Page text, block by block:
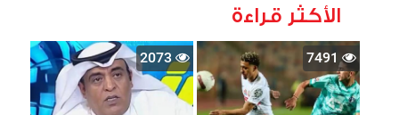
الأكثر قراءة
7491
2073